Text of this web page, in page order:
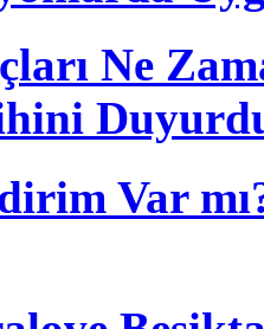
Ne
Var